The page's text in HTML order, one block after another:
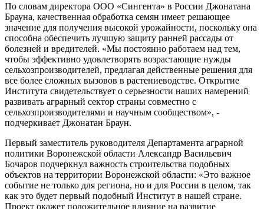
По словам директора ООО «Сингента» в России Джонатана
Брауна, качественная обработка семян имеет решающее
значение для получения высокой урожайности, поскольку она
способна обеспечить лучшую защиту ранней рассады от
болезней и вредителей. «Мы постоянно работаем над тем,
чтобы эффективно удовлетворять возрастающие нужды
сельхозпроизводителей, предлагая действенные решения для
все более сложных вызовов в растениеводстве. Открытие
Института свидетельствует о серьезности наших намерений
развивать аграрный сектор страны совместно с
сельхозпроизводителями и научным сообществом», -
подчеркивает Джонатан Браун.
Первый заместитель руководителя Департамента аграрной
политики Воронежской области Александр Васильевич
Бочаров подчеркнул важность строительства подобных
объектов на территории Воронежской области: «Это важное
событие не только для региона, но и для России в целом, так
как это будет первый подобный Институт в нашей стране.
Проект окажет положительное влияние на развитие